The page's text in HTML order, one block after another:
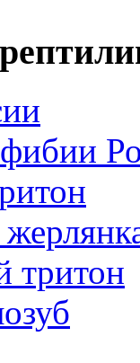
тритон